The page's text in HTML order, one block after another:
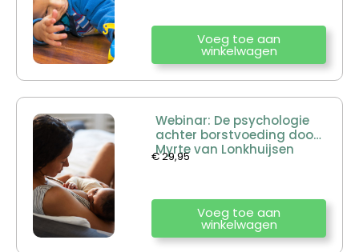
Voeg toe aan
winkelwagen
Webinar: De psychologie
achter borstvoeding door
Myrte van Lonkhuijsen
€29,95
Voeg toe aan
winkelwagen